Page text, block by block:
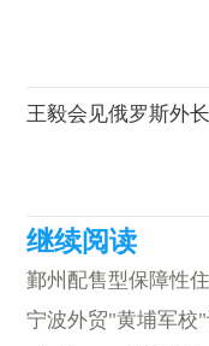
王毅会见俄罗斯外长
鄞州配售型保障性
宁波外贸"黄埔军校